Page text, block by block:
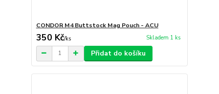
CONDOR M4 Buttstock Mag Pouch - ACU
350 Kč/ks Skladem 1 ks
Přidat do košíku